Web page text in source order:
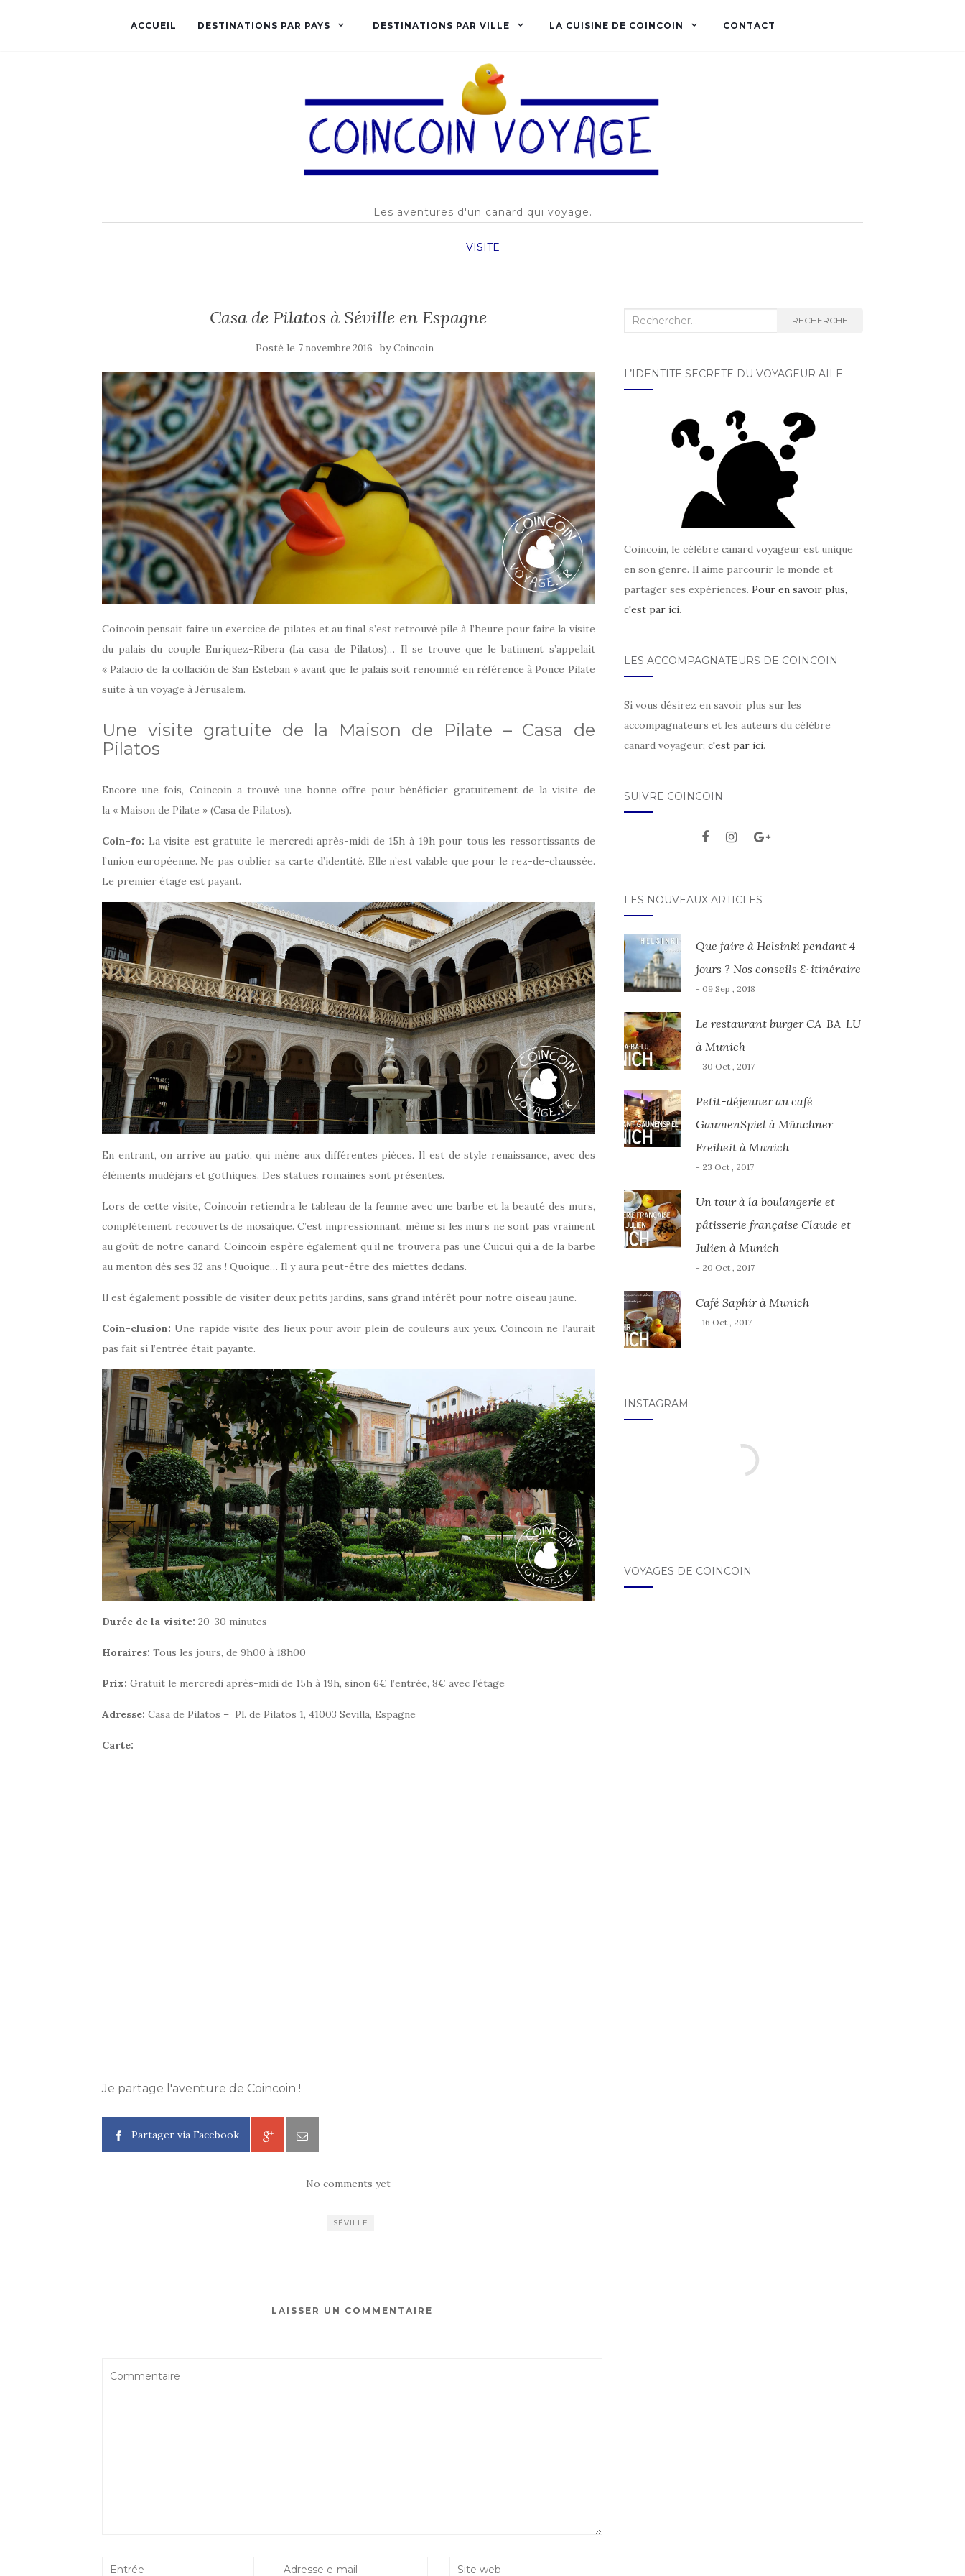
ACCUEIL DESTINATIONS PAR PAYS DESTINATIONS PAR VILLE LA CUISINE DE COINCOIN CONTACT
Les aventures d'un canard qui voyage.
VISITE
Casa de Pilatos à Séville en Espagne
Posté le 7 novembre 2016 byCoincoin
Coincoin pensait faire un exercice de pilates et au final s’est retrouvé pile à l’heure pour faire la visite
du palais du couple Enriquez-Ribera (La casa de Pilatos)… Il se trouve que le batiment s’appelait
« Palacio de la collación de San Esteban » avant que le palais soit renommé en référence à Ponce Pilate
suite à un voyage à Jérusalem.
Une visite gratuite de la Maison de Pilate – Casa de
Pilatos
Encore une fois, Coincoin a trouvé une bonne offre pour bénéficier gratuitement de la visite de
la « Maison de Pilate » (Casa de Pilatos).
Coin-fo: La visite est gratuite le mercredi après-midi de 15h à 19h pour tous les ressortissants de
l’union européenne. Ne pas oublier sa carte d’identité. Elle n’est valable que pour le rez-de-chaussée.
Le premier étage est payant.
En entrant, on arrive au patio, qui mène aux différentes pièces. Il est de style renaissance, avec des
éléments mudéjars et gothiques. Des statues romaines sont présentes.
Lors de cette visite, Coincoin retiendra le tableau de la femme avec une barbe et la beauté des murs,
complètement recouverts de mosaïque. C’est impressionnant, même si les murs ne sont pas vraiment
au goût de notre canard. Coincoin espère également qu’il ne trouvera pas une Cuicui qui a de la barbe
au menton dès ses 32 ans ! Quoique… Il y aura peut-être des miettes dedans.
Il est également possible de visiter deux petits jardins, sans grand intérêt pour notre oiseau jaune.
Coin-clusion: Une rapide visite des lieux pour avoir plein de couleurs aux yeux. Coincoin ne l’aurait
pas fait si l’entrée était payante.
Durée de la visite: 20-30 minutes
Horaires: Tous les jours, de 9h00 à 18h00
Prix: Gratuit le mercredi après-midi de 15h à 19h, sinon 6€ l’entrée, 8€ avec l’étage
Adresse: Casa de Pilatos – Pl. de Pilatos 1, 41003 Sevilla, Espagne
Carte:
Je partage l'aventure de Coincoin !
Partager via Facebook
No comments yet
SÉVILLE
LAISSER UN COMMENTAIRE
Recherche : RECHERCHE
L’IDENTITÉ SECRÈTE DU VOYAGEUR AILÉ
Coincoin, le célèbre canard voyageur est unique
en son genre. Il aime parcourir le monde et
partager ses expériences. Pour en savoir plus,
c'est par ici.
LES ACCOMPAGNATEURS DE COINCOIN
Si vous désirez en savoir plus sur les
accompagnateurs et les auteurs du célèbre
canard voyageur; c'est par ici.
SUIVRE COINCOIN
LES NOUVEAUX ARTICLES
Que faire à Helsinki pendant 4
jours ? Nos conseils & itinéraire
- 09 Sep , 2018
Le restaurant burger CA-BA-LU
à Munich
- 30 Oct , 2017
Petit-déjeuner au café
GaumenSpiel à Münchner
Freiheit à Munich
- 23 Oct , 2017
Un tour à la boulangerie et
pâtisserie française Claude et
Julien à Munich
- 20 Oct , 2017
Café Saphir à Munich
- 16 Oct , 2017
INSTAGRAM
VOYAGES DE COINCOIN